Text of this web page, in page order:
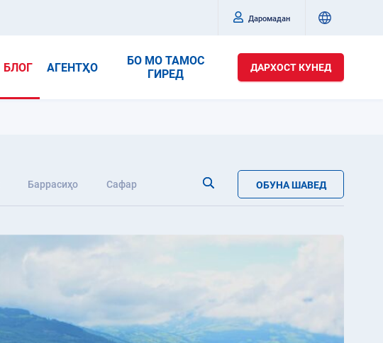
Даромадан
БЛОГ АГЕНТҲО
БО МО ТАМОС
ГИРЕД
ДАРХОСТ КУНЕД
Баррасиҳо Сафар ОБУНА ШАВЕД